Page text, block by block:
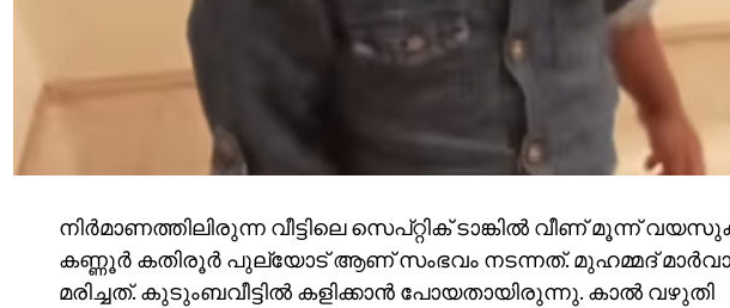
നിര്‍മാണത്തിലിരുന്ന വീട്ടിലെ സെപ്റ്റിക് ടാങ്കില്‍ വീണ് മൂന്ന്
കണ്ണൂര്‍ കതിരൂര്‍ പുല്യോട് ആണ് സംഭവം നടന്നത്. മുഹമ്മദ്
മരിച്ചത്. കുടുംബവീട്ടില്‍ കളിക്കാന്‍ പോയതായിരുന്നു. കാല്‍ വഴുതി